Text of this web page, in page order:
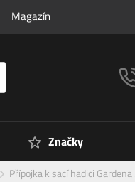
Magazín
Značky
Přípojka k sací hadici